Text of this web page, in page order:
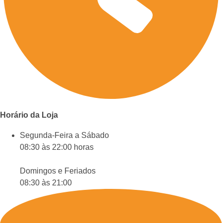
Horário da Loja
Segunda-Feira a Sábado
08:30 às 22:00 horas
Domingos e Feriados
08:30 às 21:00